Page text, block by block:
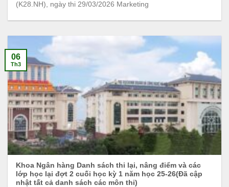
(K28.NH), ngày thi 29/03/2026 Marketing
Khoa Ngân hàng Danh sách thi lại, nâng điểm và các
lớp học lại đợt 2 cuối học kỳ 1 năm học 25-26(Đã cập
nhật tất cả danh sách các môn thi)
06
Th3